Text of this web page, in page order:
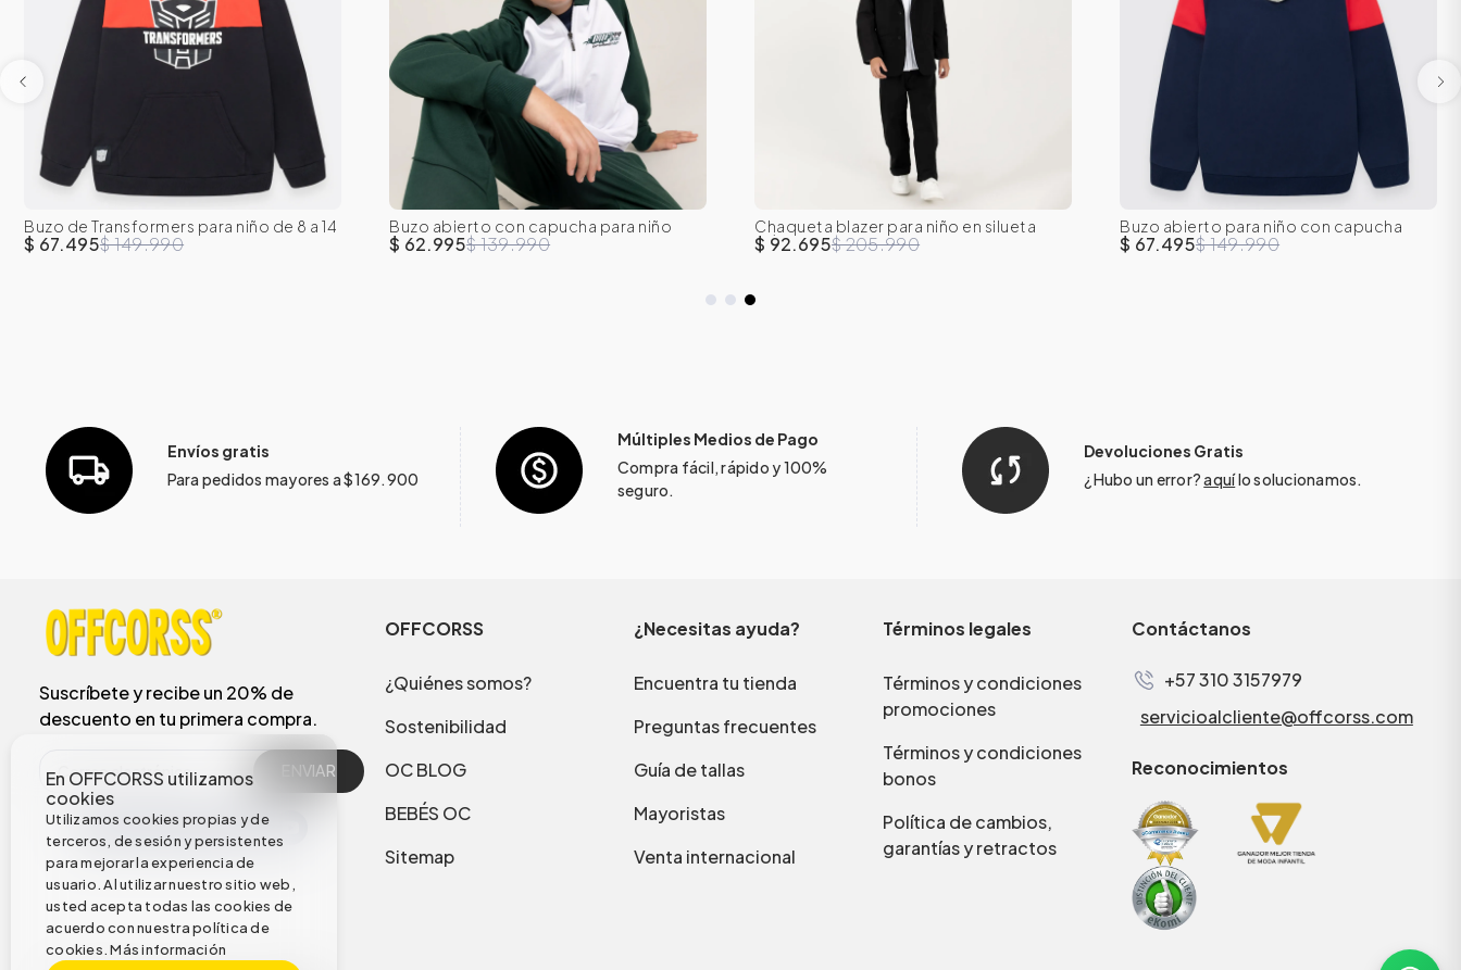
En OFFCORSS utilizamos
cookies
Utilizamos cookies propias y de
terceros, de sesión y persistentes
para mejorar la experiencia de
usuario. Al utilizar nuestro sitio web,
usted acepta todas las cookies de
acuerdo con nuestra política de
cookies.Más información
10 12 14
8 16
Buzo de Transformers para niño de 8 a 14
años con capucha y estampado en
relieve
$ 67.495$ 149.990
10 12 14 16
8
Buzo abierto con capucha para niño
$ 62.995$ 139.990
8 10 12 14 16
Chaqueta blazer para niño en silueta
clásica
$ 92.695$ 205.990
10 12 14 16
8
Buzo abierto para niño con capucha
$ 67.495$ 149.990
Envíos gratis
Para pedidos mayores a $169.900
Múltiples Medios de Pago
Compra fácil, rápido y 100%
seguro.
Devoluciones Gratis
¿Hubo un error?aquílo solucionamos.
Suscríbete y recibe un 20% de
descuento en tu primera compra.
ENVIAR
OFFCORSS
¿Quiénes somos?
Sostenibilidad
OC BLOG
BEBÉS OC
Sitemap
¿Necesitas ayuda?
Encuentra tu tienda
Preguntas frecuentes
Guía de tallas
Mayoristas
Venta internacional
Términos legales
Términos y condiciones
promociones
Términos y condiciones
bonos
Política de cambios,
garantías y retractos
Contáctanos
+57 310 3157979
servicioalcliente@offcorss.com
Reconocimientos